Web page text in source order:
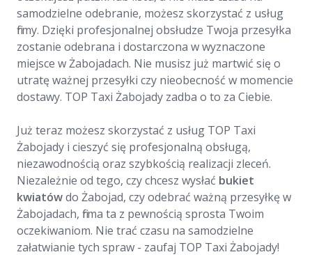
samodzielne odebranie, możesz skorzystać z usług
firmy. Dzięki profesjonalnej obsłudze Twoja przesyłka
zostanie odebrana i dostarczona w wyznaczone
miejsce w Żabojadach. Nie musisz już martwić się o
utratę ważnej przesyłki czy nieobecność w momencie
dostawy. TOP Taxi Żabojady zadba o to za Ciebie.
Już teraz możesz skorzystać z usług TOP Taxi
Żabojady i cieszyć się profesjonalną obsługą,
niezawodnością oraz szybkością realizacji zleceń.
Niezależnie od tego, czy chcesz wysłać bukiet
kwiatówdo Żabojad, czy odebrać ważną przesyłkę w
Żabojadach, firma ta z pewnością sprosta Twoim
oczekiwaniom. Nie trać czasu na samodzielne
załatwianie tych spraw - zaufaj TOP Taxi Żabojady!